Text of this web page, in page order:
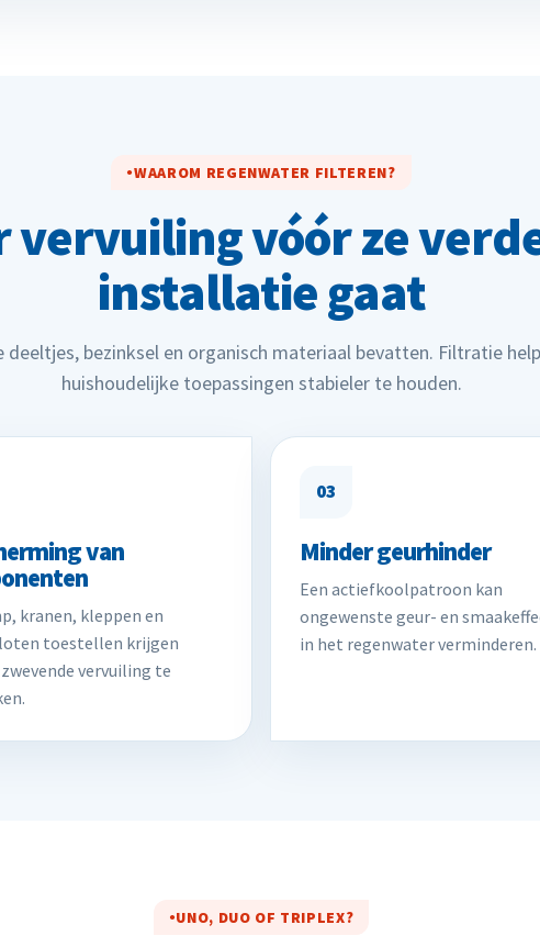
WAAROM REGENWATER FILTEREN?
vóór ze
installatie gaat
deeltjes, bezinksel en organisch materiaal bevatten. Filtratie
huishoudelijke toepassingen stabieler te houden.
van
kranen, kleppen en
toestellen krijgen
vervuiling te
03
Minder geurhinder
Een actiefkoolpatroon kan
ongewenste geur- en
in het regenwater verminderen.
UNO, DUO OF TRIPLEX?